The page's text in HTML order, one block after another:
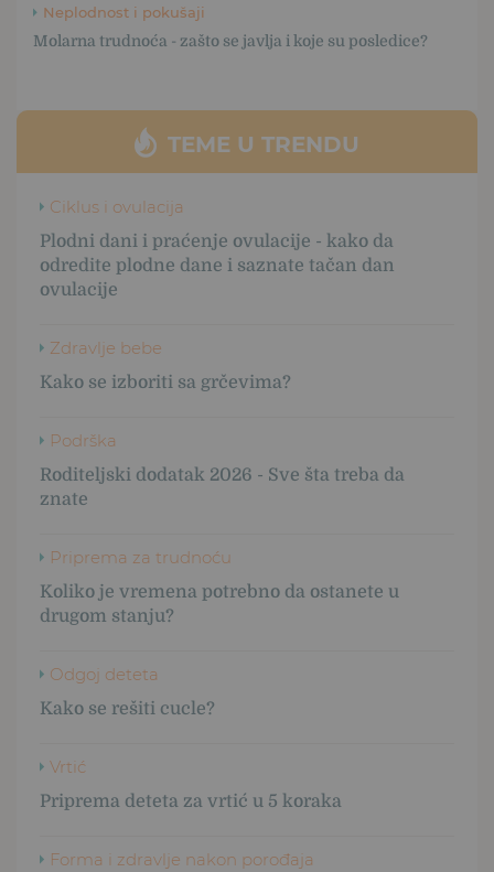
TEME U TRENDU
Ciklus i ovulacija
Plodni dani i praćenje ovulacije - kako da
odredite plodne dane i saznate tačan dan
ovulacije
Zdravlje bebe
Kako se izboriti sa grčevima?
Podrška
Roditeljski dodatak 2026 - Sve šta treba da
znate
Priprema za trudnoću
Koliko je vremena potrebno da ostanete u
drugom stanju?
Odgoj deteta
Kako se rešiti cucle?
Vrtić
Priprema deteta za vrtić u 5 koraka
Forma i zdravlje nakon porođaja
Neplodnost i pokušaji
Molarna trudnoća - zašto se javlja i koje su posledice?